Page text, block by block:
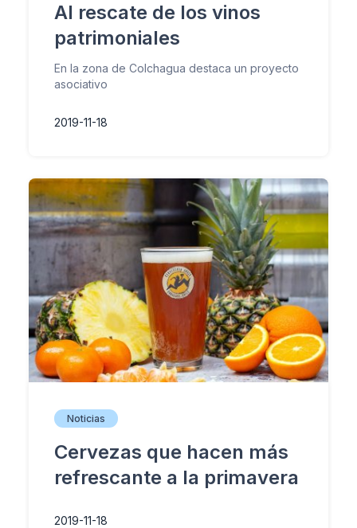
Al rescate de los vinos
patrimoniales
En la zona de Colchagua destaca un proyecto
asociativo
2019-11-18
Noticias
Cervezas que hacen más
refrescante a la primavera
2019-11-18